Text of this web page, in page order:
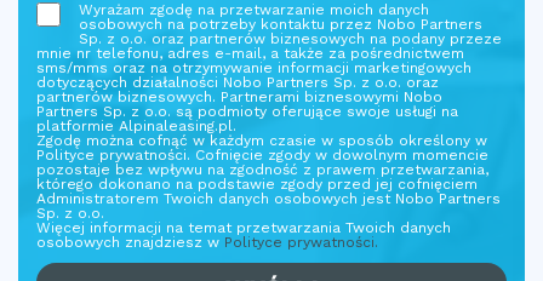
Wyrażam zgodę na przetwarzanie moich danych
osobowych na potrzeby kontaktu przez Nobo Partners
Sp. z o.o. oraz partnerów biznesowych na podany przeze
mnie nr telefonu, adres e-mail, a także za pośrednictwem
sms/mms oraz na otrzymywanie informacji marketingowych
dotyczących działalności Nobo Partners Sp. z o.o. oraz
partnerów biznesowych. Partnerami biznesowymi Nobo
Partners Sp. z o.o. są podmioty oferujące swoje usługi na
platformie Alpinaleasing.pl.
Zgodę można cofnąć w każdym czasie w sposób określony w
Polityce prywatności. Cofnięcie zgody w dowolnym momencie
pozostaje bez wpływu na zgodność z prawem przetwarzania,
którego dokonano na podstawie zgody przed jej cofnięciem
Administratorem Twoich danych osobowych jest Nobo Partners
Sp. z o.o.
Więcej informacji na temat przetwarzania Twoich danych
osobowych znajdziesz w Polityce prywatności.